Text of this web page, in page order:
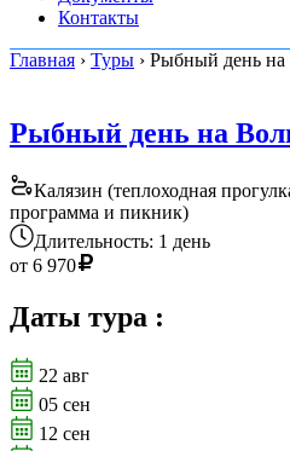
Контакты
Главная › Туры › Рыбный день на
Рыбный день на
Калязин (теплоходная
программа и пикник)
Длительность: 1 день
от 6 970
Даты тура :
22 авг
05 сен
12 сен